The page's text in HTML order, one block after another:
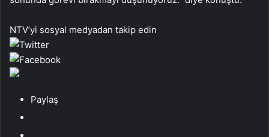
NTV’yi sosyal medyadan takip edin
Paylaş